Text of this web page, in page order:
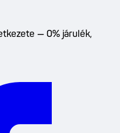
— 0% járulék,